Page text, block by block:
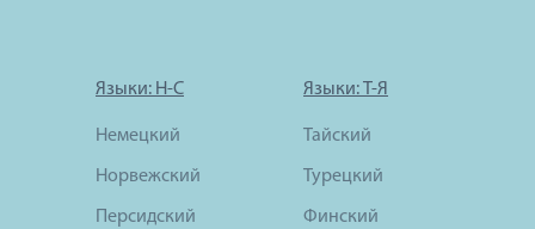
Языки: Н-С
Немецкий
Норвежский
Персидский
Языки: Т-Я
Тайский
Турецкий
Финский